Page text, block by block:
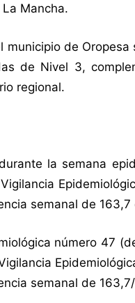
Mancha.
municipio de
de Nivel 3,
regional.
la semana
semanal de
número 47
semanal de